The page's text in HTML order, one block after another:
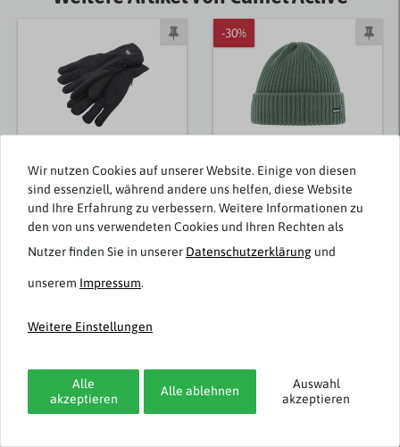
Brigg
Fleece-Handschuhe
9,95 € *
-30%
Eisbär
Rippenstrick
hellgrün
Passend dazu
Wir nutzen Cookies auf unserer Website. Einige von diesen
sind essenziell, während andere uns helfen, diese Website
und Ihre Erfahrung zu verbessern. Weitere Informationen zu
den von uns verwendeten Cookies und Ihren Rechten als
Nutzer finden Sie in unserer Daten­schutz­erklärung und
unserem Impressum.
Weitere Einstellungen
Alle
akzeptieren
Alle ablehnen
Auswahl
akzeptieren